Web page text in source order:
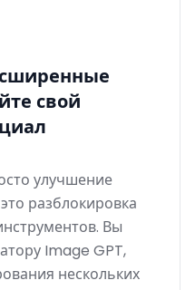
свой
улучшение
разблокировка
Вы
Image GPT,
нескольких